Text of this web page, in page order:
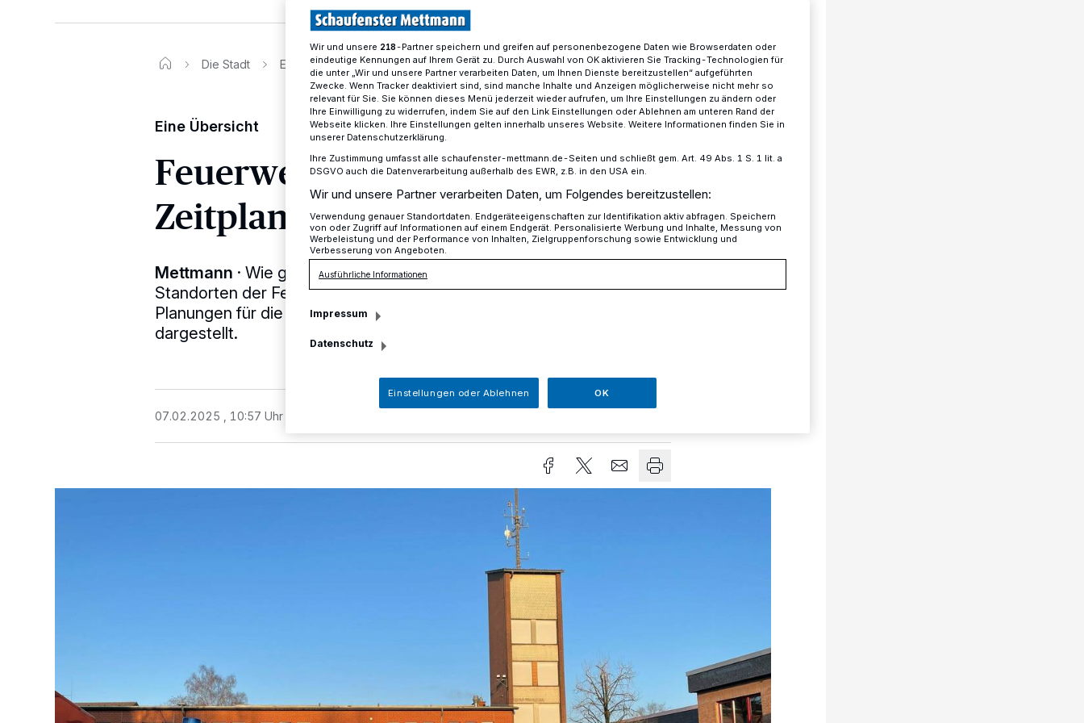
Die Stadt Eine Übersicht: Feuerwehrstandorte: Fast im Zeitplan
Eine Übersicht
Feuerwehrstandorte: Fast im
Zeitplan
Mettmann · Wie geht es mit den Planungen an den unterschiedlichen
Standorten der Feuerwehr weiter? Die Verwaltung hat den Stand der
Planungen für die unterschiedlichen Standorte in einer Übersicht
dargestellt.
07.02.2025 , 10:57 Uhr
Wir und unsere 218-Partner speichern und greifen auf personenbezogene Daten wie Browserdaten oder
eindeutige Kennungen auf Ihrem Gerät zu. Durch Auswahl von OK aktivieren Sie Tracking-Technologien für
die unter „Wir und unsere Partner verarbeiten Daten, um Ihnen Dienste bereitzustellen“ aufgeführten
Zwecke. Wenn Tracker deaktiviert sind, sind manche Inhalte und Anzeigen möglicherweise nicht mehr so
relevant für Sie. Sie können dieses Menü jederzeit wieder aufrufen, um Ihre Einstellungen zu ändern oder
Ihre Einwilligung zu widerrufen, indem Sie auf den Link Einstellungen oder Ablehnen am unteren Rand der
Webseite klicken. Ihre Einstellungen gelten innerhalb unseres Website. Weitere Informationen finden Sie in
unserer Datenschutzerklärung.
Ihre Zustimmung umfasst alle schaufenster-mettmann.de-Seiten und schließt gem. Art. 49 Abs. 1 S. 1 lit. a
DSGVO auch die Datenverarbeitung außerhalb des EWR, z.B. in den USA ein.
Wir und unsere Partner verarbeiten Daten, um Folgendes bereitzustellen:
Verwendung genauer Standortdaten. Endgeräteeigenschaften zur Identifikation aktiv abfragen. Speichern
von oder Zugriff auf Informationen auf einem Endgerät. Personalisierte Werbung und Inhalte, Messung von
Werbeleistung und der Performance von Inhalten, Zielgruppenforschung sowie Entwicklung und
Verbesserung von Angeboten.
Ausführliche Informationen
Impressum
Datenschutz
Einstellungen oder Ablehnen OK